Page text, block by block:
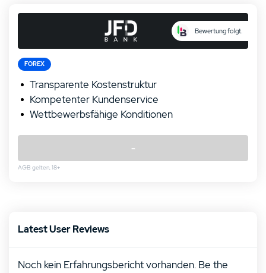
FOREX
Bewertung folgt.
Transparente Kostenstruktur
Kompetenter Kundenservice
Wettbewerbsfähige Konditionen
-
AGB gelten, 18+
Latest User Reviews
Noch kein Erfahrungsbericht vorhanden. Be the